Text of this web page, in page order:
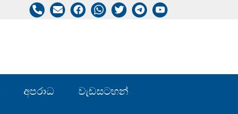
අපරාධ
වැඩසටහන්